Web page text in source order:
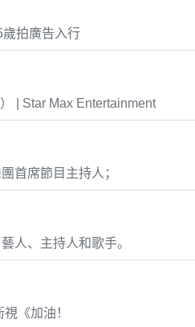
拍廣告入行
| Star Max Entertainment
首席節目主持人；
人、主持人和歌手。
《加油！